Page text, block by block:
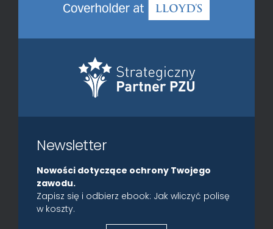
Newsletter
Nowości dotyczące ochrony Twojego
zawodu.
Zapisz się i odbierz ebook: Jak wliczyć polisę
w koszty.